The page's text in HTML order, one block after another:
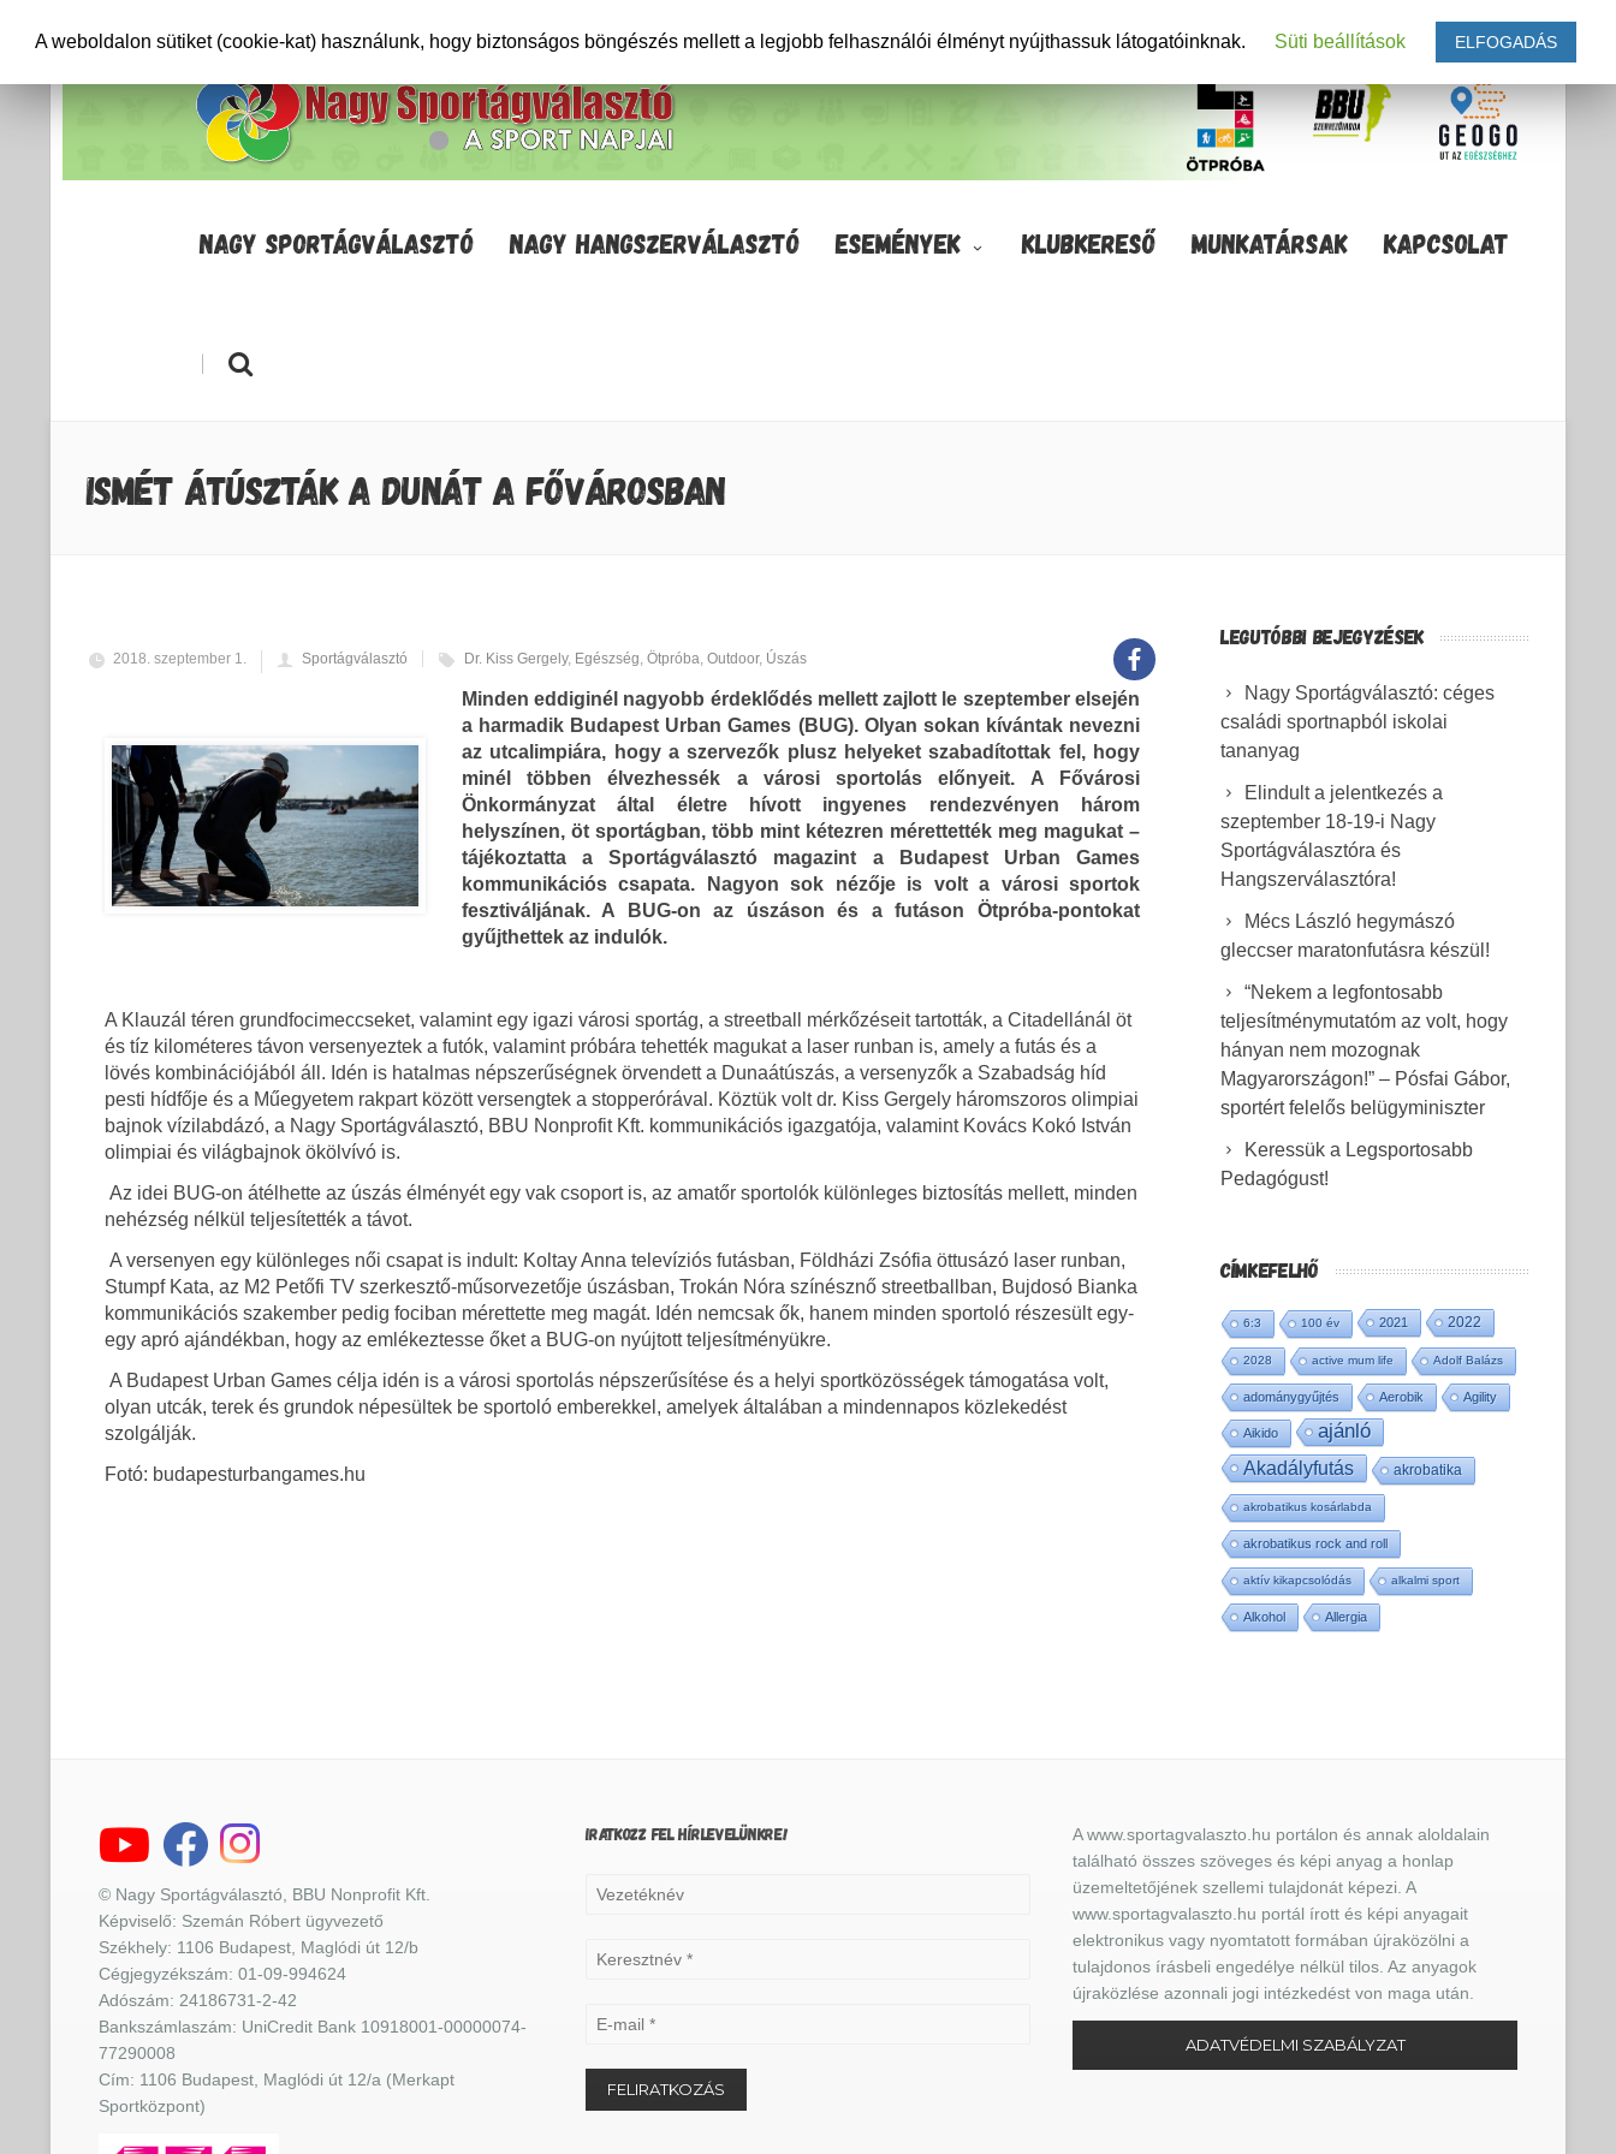
NAGY SPORTÁGVÁLASZTÓ NAGY HANGSZERVÁLASZTÓ ESEMÉNYEK KLUBKERESŐ MUNKATÁRSAK KAPCSOLAT
|
ISMÉT ÁTÚSZTÁK A DUNÁT A FŐVÁROSBAN
2018. szeptember 1. Sportágválasztó Dr. Kiss Gergely, Egészség, Ötpróba, Outdoor, Úszás
Minden eddiginél nagyobb érdeklődés mellett zajlott le szeptember elsején
a harmadik Budapest Urban Games (BUG). Olyan sokan kívántak nevezni
az utcalimpiára, hogy a szervezők plusz helyeket szabadítottak fel, hogy
minél többen élvezhessék a városi sportolás előnyeit. A Fővárosi
Önkormányzat által életre hívott ingyenes rendezvényen három
helyszínen, öt sportágban, több mint kétezren mérettették meg magukat –
tájékoztatta a Sportágválasztó magazint a Budapest Urban Games
kommunikációs csapata. Nagyon sok nézője is volt a városi sportok
fesztiváljának. A BUG-on az úszáson és a futáson Ötpróba-pontokat
gyűjthettek az indulók.
A Klauzál téren grundfocimeccseket, valamint egy igazi városi sportág, a streetball mérkőzéseit tartották, a Citadellánál öt
és tíz kilométeres távon versenyeztek a futók, valamint próbára tehették magukat a laser runban is, amely a futás és a
lövés kombinációjából áll. Idén is hatalmas népszerűségnek örvendett a Dunaátúszás, a versenyzők a Szabadság híd
pesti hídfője és a Műegyetem rakpart között versengtek a stopperórával. Köztük volt dr. Kiss Gergely háromszoros olimpiai
bajnok vízilabdázó, a Nagy Sportágválasztó, BBU Nonprofit Kft. kommunikációs igazgatója, valamint Kovács Kokó István
olimpiai és világbajnok ökölvívó is.
Az idei BUG-on átélhette az úszás élményét egy vak csoport is, az amatőr sportolók különleges biztosítás mellett, minden
nehézség nélkül teljesítették a távot.
A versenyen egy különleges női csapat is indult: Koltay Anna televíziós futásban, Földházi Zsófia öttusázó laser runban,
Stumpf Kata, az M2 Petőfi TV szerkesztő-műsorvezetője úszásban, Trokán Nóra színésznő streetballban, Bujdosó Bianka
kommunikációs szakember pedig fociban mérettette meg magát. Idén nemcsak ők, hanem minden sportoló részesült egy-
egy apró ajándékban, hogy az emlékeztesse őket a BUG-on nyújtott teljesítményükre.
A Budapest Urban Games célja idén is a városi sportolás népszerűsítése és a helyi sportközösségek támogatása volt,
olyan utcák, terek és grundok népesültek be sportoló emberekkel, amelyek általában a mindennapos közlekedést
szolgálják.
Fotó: budapesturbangames.hu
LEGUTÓBBI BEJEGYZÉSEK
Nagy Sportágválasztó: céges
családi sportnapból iskolai
tananyag
Elindult a jelentkezés a
szeptember 18-19-i Nagy
Sportágválasztóra és
Hangszerválasztóra!
Mécs László hegymászó
gleccser maratonfutásra készül!
“Nekem a legfontosabb
teljesítménymutatóm az volt, hogy
hányan nem mozognak
Magyarországon!” – Pósfai Gábor,
sportért felelős belügyminiszter
Keressük a Legsportosabb
Pedagógust!
CÍMKEFELHŐ
6:3 100 év 2021 2022
2028 active mum life Adolf Balázs
adománygyűjtés Aerobik Agility
Aikido ajánló
Akadályfutás akrobatika
akrobatikus kosárlabda
akrobatikus rock and roll
aktív kikapcsolódás alkalmi sport
Alkohol Allergia
© Nagy Sportágválasztó, BBU Nonprofit Kft.
Képviselő: Szemán Róbert ügyvezető
Székhely: 1106 Budapest, Maglódi út 12/b
Cégjegyzékszám: 01-09-994624
Adószám: 24186731-2-42
Bankszámlaszám: UniCredit Bank 10918001-00000074-
77290008
Cím: 1106 Budapest, Maglódi út 12/a (Merkapt
Sportközpont)
IRATKOZZ FEL HÍRLEVELÜNKRE!
A www.sportagvalaszto.hu portálon és annak aloldalain
található összes szöveges és képi anyag a honlap
üzemeltetőjének szellemi tulajdonát képezi. A
www.sportagvalaszto.hu portál írott és képi anyagait
elektronikus vagy nyomtatott formában újraközölni a
tulajdonos írásbeli engedélye nélkül tilos. Az anyagok
újraközlése azonnali jogi intézkedést von maga után.
ADATVÉDELMI SZABÁLYZAT
A weboldalon sütiket (cookie-kat) használunk, hogy biztonságos böngészés mellett a legjobb felhasználói élményt nyújthassuk látogatóinknak. Süti beállítások ELFOGADÁS